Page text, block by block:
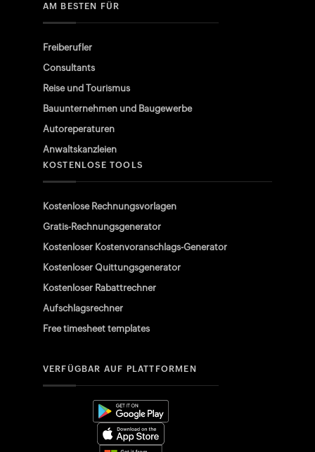
AM BESTEN FÜR
Freiberufler
Consultants
Reise und Tourismus
Bauunternehmen und Baugewerbe
Autoreperaturen
Anwaltskanzleien
KOSTENLOSE TOOLS
Kostenlose Rechnungsvorlagen
Gratis-Rechnungsgenerator
Kostenloser Kostenvoranschlags-Generator
Kostenloser Quittungsgenerator
Kostenloser Rabattrechner
Aufschlagsrechner
Free timesheet templates
VERFÜGBAR AUF PLATTFORMEN